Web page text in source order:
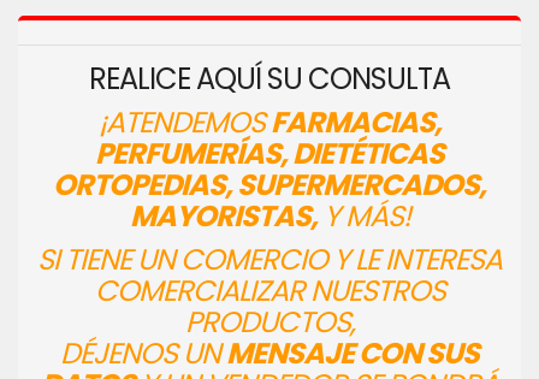
REALICE AQUÍ SU CONSULTA
¡ATENDEMOSFARMACIAS,
PERFUMERÍAS, DIETÉTICAS
ORTOPEDIAS, SUPERMERCADOS,
MAYORISTAS,Y MÁS!
SI TIENE UN COMERCIO Y LE INTERESA
COMERCIALIZAR NUESTROS
PRODUCTOS,
DÉJENOS UNMENSAJE CON SUS